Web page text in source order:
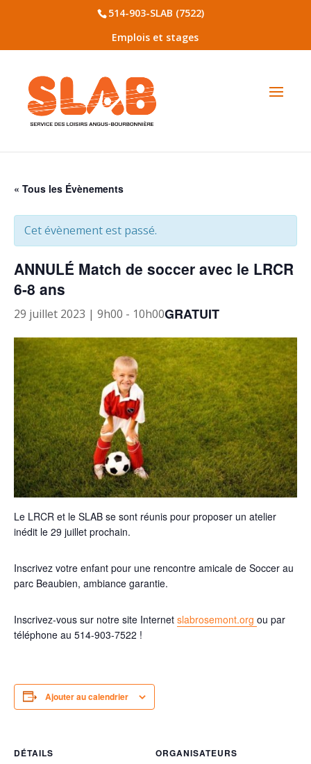
514-903-SLAB (7522)
Emplois et stages
« Tous les Évènements
Cet évènement est passé.
ANNULÉ Match de soccer avec le LRCR
6-8 ans
29 juillet 2023 | 9h00 - 10h00GRATUIT
Le LRCR et le SLAB se sont réunis pour proposer un atelier
inédit le 29 juillet prochain.
Inscrivez votre enfant pour une rencontre amicale de Soccer au
parc Beaubien, ambiance garantie.
Inscrivez-vous sur notre site Internet slabrosemont.org ou par
téléphone au 514-903-7522 !
Ajouter au calendrier
DÉTAILS
ORGANISATEURS